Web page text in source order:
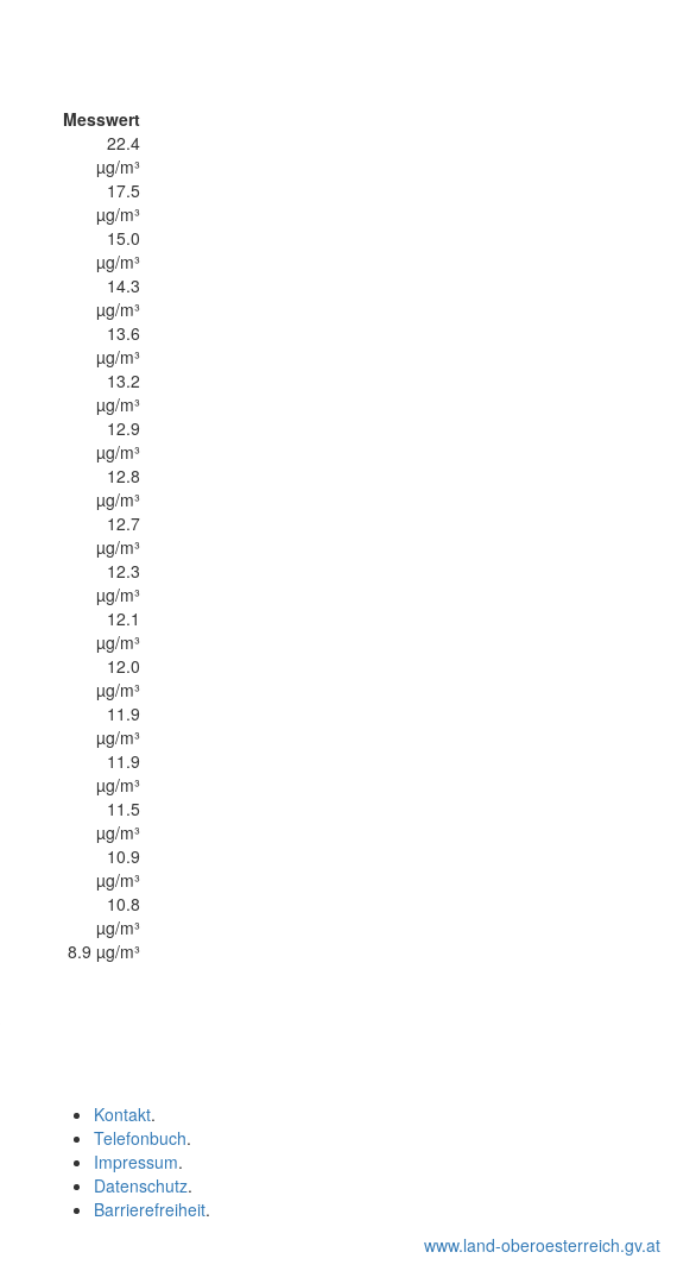
Messwert
22.4
µg/m³
17.5
µg/m³
15.0
µg/m³
14.3
µg/m³
13.6
µg/m³
13.2
µg/m³
12.9
µg/m³
12.8
µg/m³
12.7
µg/m³
12.3
µg/m³
12.1
µg/m³
12.0
µg/m³
11.9
µg/m³
11.9
µg/m³
11.5
µg/m³
10.9
µg/m³
10.8
µg/m³
8.9 µg/m³
Kontakt.
Telefonbuch.
Impressum.
Datenschutz.
Barrierefreiheit.
www.land-oberoesterreich.gv.at